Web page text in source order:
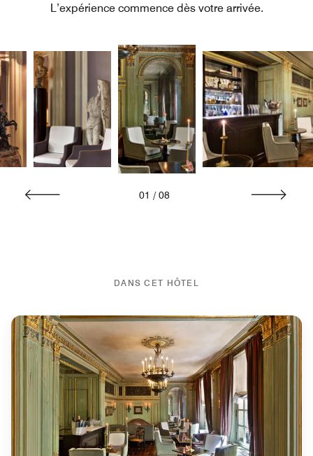
L’expérience commence dès votre arrivée.
01 / 08
DANS CET HÔTEL